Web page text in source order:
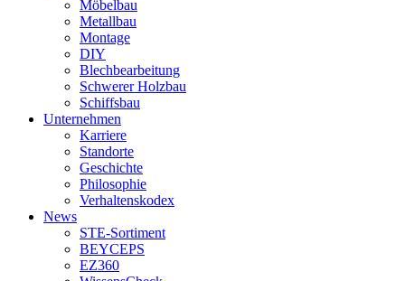
Möbelbau
Metallbau
Montage
DIY
Blechbearbeitung
Schwerer Holzbau
Schiffsbau
Unternehmen
Karriere
Standorte
Geschichte
Philosophie
Verhaltenskodex
News
STE-Sortiment
BEYCEPS
EZ360